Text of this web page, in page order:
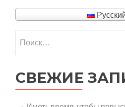
записям
СВЕЖИЕ